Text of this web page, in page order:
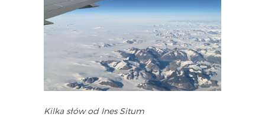
Kilka słów od Ines Situm